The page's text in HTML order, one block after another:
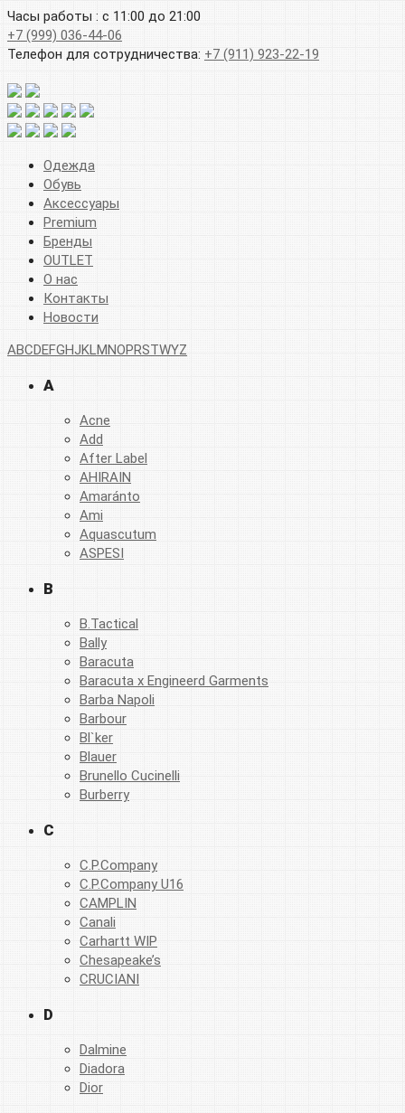
Часы работы : с 11:00 до 21:00
+7 (999) 036-44-06
Телефон для сотрудничества: +7 (911) 923-22-19
Одежда
Обувь
Аксессуары
Premium
Бренды
OUTLET
О нас
Контакты
Новости
ABCDEFGHJKLMNOPRSTWYZ
A
Acne
Add
After Label
AHIRAIN
Amaránto
Ami
Aquascutum
ASPESI
B
B.Tactical
Bally
Baracuta
Baracuta x Engineerd Garments
Barba Napoli
Barbour
Bl`ker
Blauer
Brunello Cucinelli
Burberry
C
C.P.Company
C.P.Company U16
CAMPLIN
Canali
Carhartt WIP
Chesapeake’s
CRUCIANI
D
Dalmine
Diadora
Dior